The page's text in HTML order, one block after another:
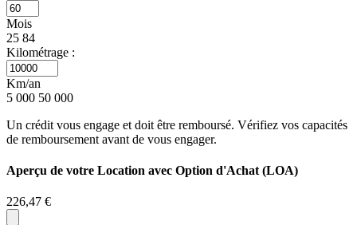
Mois
25 84
Kilométrage :
Km/an
5 000 50 000
Un crédit vous engage et doit être remboursé. Vérifiez vos capacités
de remboursement avant de vous engager.
Aperçu de votre Location avec Option d'Achat (LOA)
226,47 €